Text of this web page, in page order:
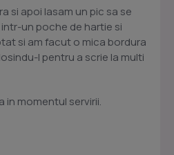
si apoi lasam un pic sa se
un poche de hartie si
si am facut o mica bordura
l pentru a scrie la multi
in momentul servirii.